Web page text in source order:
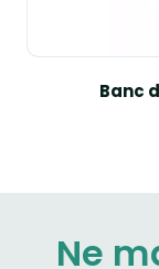
Banc
Ne